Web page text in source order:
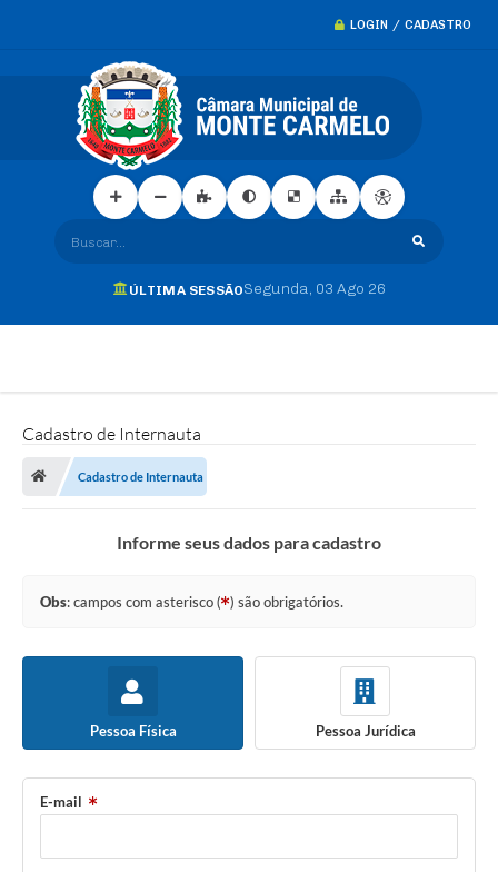
LOGIN / CADASTRO
Buscar...
ÚLTIMA SESSÃOSegunda 03 Ago 26
Cadastro de Internauta
Cadastro de Internauta
Informe seus dados para cadastro
Obs: campos com asterisco ( ) são obrigatórios.
Pessoa Física Pessoa Jurídica
E-mail